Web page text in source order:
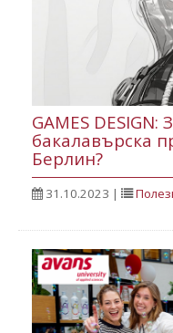
GAMES
бакалавърска
Берлин?
31.10.2023 |